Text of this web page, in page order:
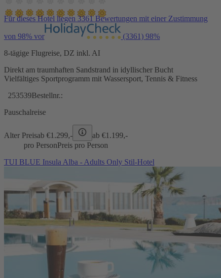
Für dieses Hotel liegen 3361 Bewertungen mit einer Zustimmung
von 98% vor (3361) 98%
8-tägige Flugreise, DZ inkl. AI
Direkt am traumhaften Sandstrand in idyllischer Bucht
Vielfältiges Sportprogramm mit Wassersport, Tennis & Fitness
253539Bestellnr.:
Pauschalreise
Alter Preisab €1.299,- ab €1.199,-
pro PersonPreis pro Person
TUI BLUE Insula Alba - Adults Only Stil-Hotel